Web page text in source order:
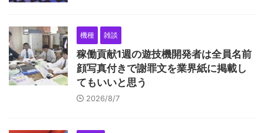
機種 雑談
稼働貢献1週の遊技機開発者は全員名前
顔写真付きで謝罪文を業界紙に掲載し
てもいいと思う
2026/8/7